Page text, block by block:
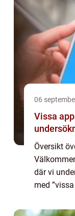
06
Vissa
Översikt
där vi
med
försöker